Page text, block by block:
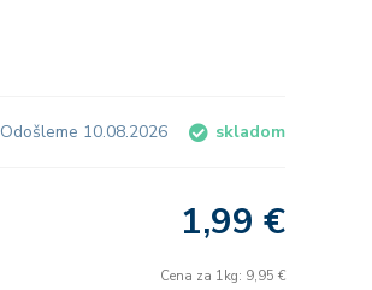
Odošleme 10.08.2026 skladom
1,99 €
Cena za 1kg: 9,95 €